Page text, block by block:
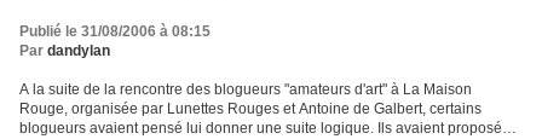
Publié le 31/08/2006 à 08:15
Par dandylan
A la suite de la rencontre des blogueurs "amateurs d'art" à La Maison
Rouge, organisée par Lunettes Rouges et Antoine de Galbert, certains
blogueurs avaient pensé lui donner une suite logique. Ils avaient proposé